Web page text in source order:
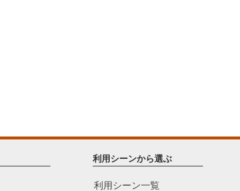
利用シーンから選ぶ
利用シーン一覧